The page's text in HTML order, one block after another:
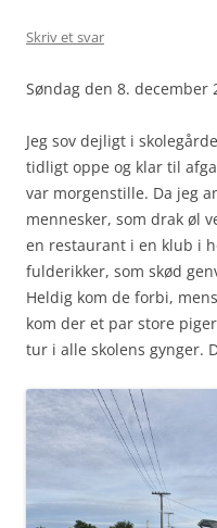
Skriv et svar
Søndag den 8. december
Jeg sov dejligt i
tidligt oppe og klar til
var morgenstille. Da jeg
mennesker, som drak øl
en restaurant i en klub i
fulderikker, som skød
Heldig kom de forbi,
kom der et par store
tur i alle skolens gynger.